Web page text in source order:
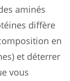
aminés
diffère
en
et déterrer
vous